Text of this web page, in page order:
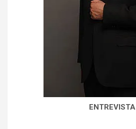
ENTREVISTA